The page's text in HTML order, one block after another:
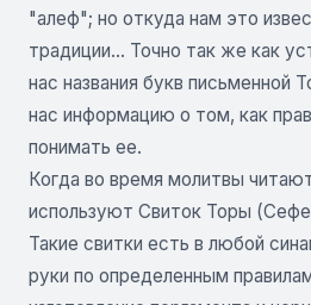
"алеф"; но откуда нам это
традиции... Точно так же как
нас названия букв письменной
нас информацию о том, как
понимать ее.
Когда во время молитвы
используют Свиток Торы
Такие свитки есть в любой
руки по определенным